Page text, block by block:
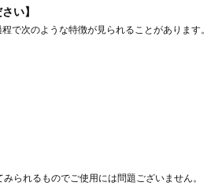
い】
で次のような特徴が見られることがあります。
られるものでご使用には問題ございません。